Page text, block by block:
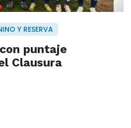
Y RESERVA
puntaje
Clausura